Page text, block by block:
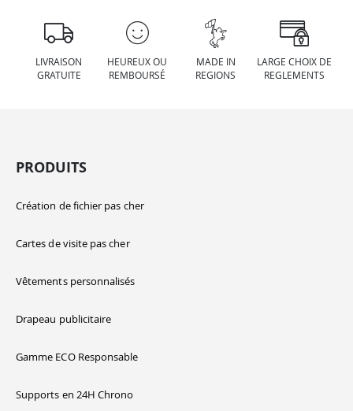
LIVRAISON
GRATUITE
HEUREUX OU
REMBOURSÉ
MADE IN
REGIONS
LARGE CHOIX DE
REGLEMENTS
PRODUITS
Création de fichier pas cher
Cartes de visite pas cher
Vêtements personnalisés
Drapeau publicitaire
Gamme ECO Responsable
Supports en 24H Chrono